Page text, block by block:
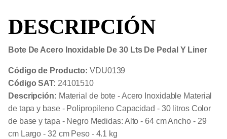
Liner
cantidad
DESCRIPCIÓN
Bote De Acero Inoxidable De 30 Lts De Pedal Y Liner
Código de Producto: VDU0139
Código SAT: 24101510
Descripción: Material de bote - Acero Inoxidable Material
de tapa y base - Polipropileno Capacidad - 30 litros Color
de base y tapa - Negro Medidas: Alto - 64 cm Ancho - 29
cm Largo - 32 cm Peso - 4.1 kg